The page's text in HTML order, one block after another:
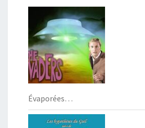
Évaporées…